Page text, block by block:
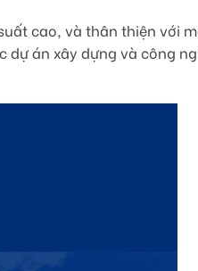
cao, và thân thiện với
án xây dựng và công